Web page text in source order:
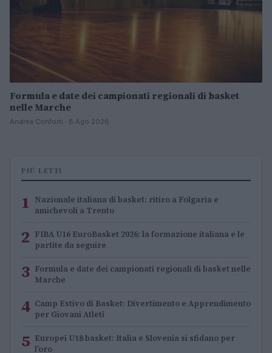
Formula e date dei campionati regionali di basket
nelle Marche
Andrea Conforti · 8 Ago 2026
PIÙ LETTI
1 Nazionale italiana di basket: ritiro a Folgaria e
amichevoli a Trento
2 FIBA U16 EuroBasket 2026: la formazione italiana e le
partite da seguire
3 Formula e date dei campionati regionali di basket nelle
Marche
4 Camp Estivo di Basket: Divertimento e Apprendimento
per Giovani Atleti
5 Europei U18 basket: Italia e Slovenia si sfidano per
l’oro